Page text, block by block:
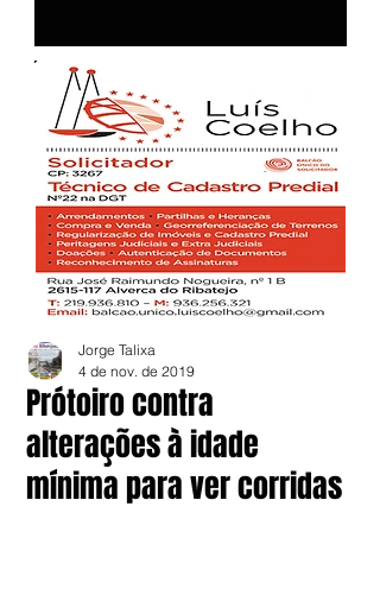
Prótoiro contra
alterações à idade
mínima para ver corridas
Jorge Talixa
4 de nov. de 2019